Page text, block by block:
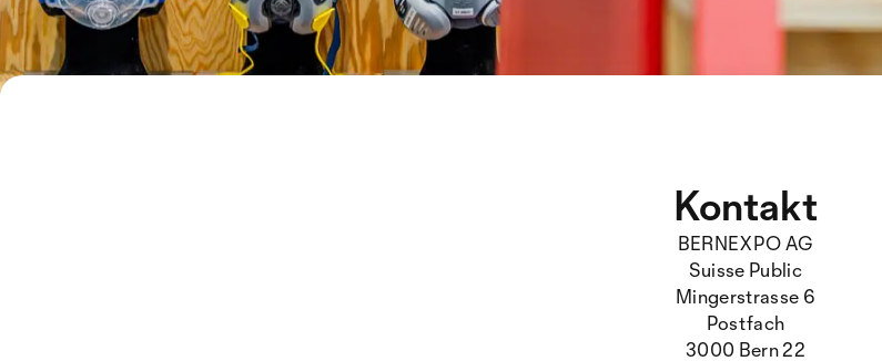
Kontakt
BERNEXPO AG
Suisse Public
Mingerstrasse 6
Postfach
3000 Bern 22